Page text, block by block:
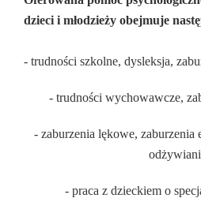
dzieci i młodzieży obejmuje
- trudności szkolne, dysleksja,
- trudności wychowawcze,
- zaburzenia lękowe, zaburzenia
- praca z dzieckiem o